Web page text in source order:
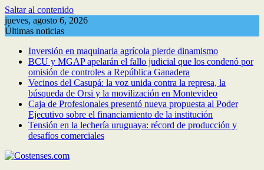
Saltar al contenido
jueves, agosto 6, 2026
Últimas noticias
Inversión en maquinaria agrícola pierde dinamismo
BCU y MGAP apelarán el fallo judicial que los condenó por
omisión de controles a República Ganadera
Vecinos del Casupá: la voz unida contra la represa, la
búsqueda de Orsi y la movilización en Montevideo
Caja de Profesionales presentó nueva propuesta al Poder
Ejecutivo sobre el financiamiento de la institución
Tensión en la lechería uruguaya: récord de producción y
desafíos comerciales